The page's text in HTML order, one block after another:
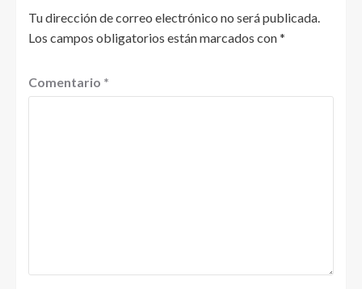
Tu dirección de correo electrónico no será publicada.
Los campos obligatorios están marcados con*
Comentario *